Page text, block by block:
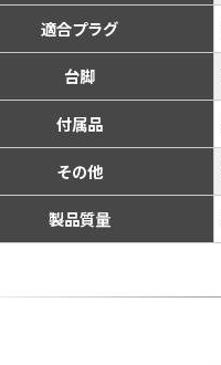
適合プラグ
台脚
付属品
その他
製品質量